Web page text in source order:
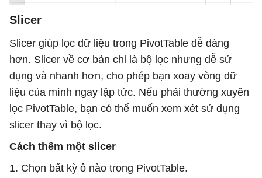
Slicer
Slicer giúp lọc dữ liệu trong PivotTable dễ dàng
hơn. Slicer về cơ bản chỉ là bộ lọc nhưng dễ sử
dụng và nhanh hơn, cho phép bạn xoay vòng dữ
liệu của mình ngay lập tức. Nếu phải thường xuyên
lọc PivotTable, bạn có thể muốn xem xét sử dụng
slicer thay vì bộ lọc.
Cách thêm một slicer
1. Chọn bất kỳ ô nào trong PivotTable.